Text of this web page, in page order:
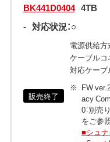
BK441D0404 4TB
- 対応状況：○
販売終了
電源供給方
ケーブルコ
対応ケーブ
FW
acy
0：別売
をご参
■シュナ